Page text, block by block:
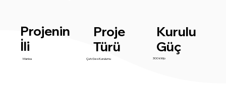
Projenin
İli
Manisa
Proje
Türü
Çatı Ges Kurulumu
Kurulu
Güç
300 kWp